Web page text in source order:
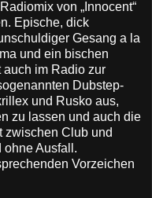
von „Innocent“
Epische, dick
Gesang a la
und ein bischen
auch im Radio zur
Dubstep-
und Rusko aus,
zu lassen und auch die
zwischen Club und
ohne Ausfall.
Vorzeichen